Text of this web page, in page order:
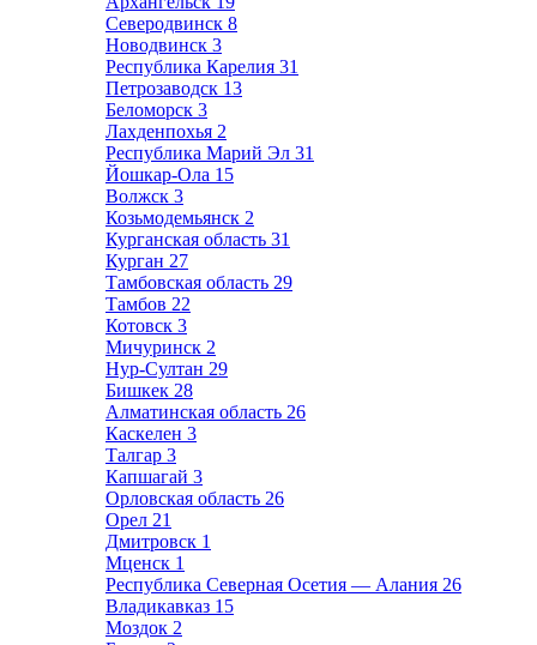
Северодвинск 8
Новодвинск 3
Республика Карелия 31
Петрозаводск 13
Беломорск 3
Лахденпохья 2
Республика Марий Эл 31
Йошкар-Ола 15
Волжск 3
Козьмодемьянск 2
Курганская область 31
Курган 27
Тамбовская область 29
Тамбов 22
Котовск 3
Мичуринск 2
Нур-Султан 29
Бишкек 28
Алматинская область 26
Каскелен 3
Талгар 3
Капшагай 3
Орловская область 26
Орел 21
Дмитровск 1
Мценск 1
Республика Северная Осетия — Алания 26
Владикавказ 15
Моздок 2